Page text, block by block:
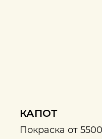
КАПОТ
Покраска от